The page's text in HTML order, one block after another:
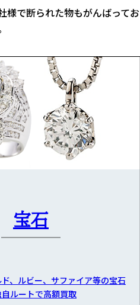
様で断られた物もがんばってお
宝石
、ルビー、サファイア等の宝石
自ルートで高額買取